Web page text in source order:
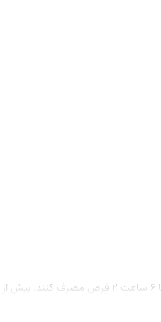
شما مناسب است.